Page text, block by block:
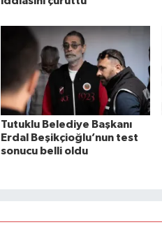
Tutuklu Belediye Başkanı
Erdal Beşikçioğlu’nun test
sonucu belli oldu